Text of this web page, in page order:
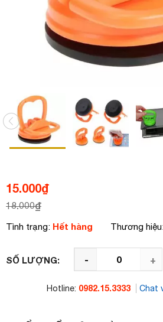
15.000₫
18.000₫
Tình trạng: Hết hàng Thương hiệu:
SỐ LƯỢNG: - +
Hotline: 0982.15.3333 Chat